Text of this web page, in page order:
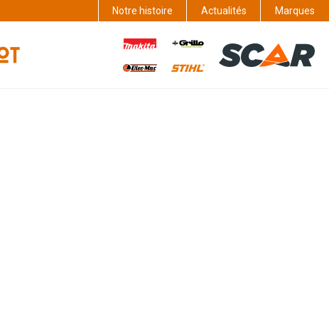
Notre histoire Actualités Marques